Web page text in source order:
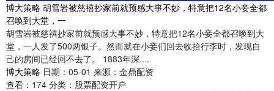
博大策略 胡雪岩被慈禧抄家前就预感大事不妙，特意把12名小妾全都
召唤到大堂，一
胡雪岩被慈禧抄家前就预感大事不妙，特意把12名小妾全都召唤到大
堂，一人发了500两银子。然而就在小妾们回去收拾行李时，发现自
己的房间已经回不去了。 1883年深....
博大策略 日期：05-01 来源：金鼎配资
查看： 174 分类： 股票配资开户